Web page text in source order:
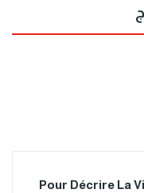
Pour Décrire La